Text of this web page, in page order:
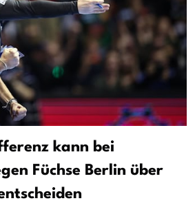
kann bei
Füchse Berlin über